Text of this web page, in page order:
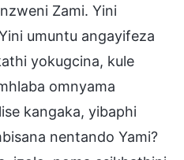
Zami. Yini
umuntu angayifeza
yokugcina, kule
omnyama
kangaka, yibaphi
nentando Yami?